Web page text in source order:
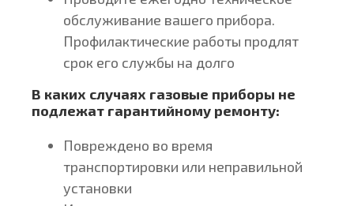
обслуживание вашего прибора.
Профилактические работы продлят
срок его службы на долго
В каких случаях газовые приборы не
подлежат гарантийному ремонту:
Повреждено во время
транспортировки или неправильной
установки